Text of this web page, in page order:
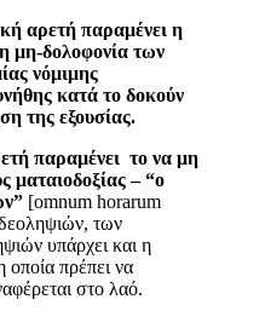
αρετή παραμένει η
μη-δολοφονία των
νόμιμης
κατά το δοκούν
της εξουσίας.
παραμένει το να μη
ματαιοδοξίας – “ο
[omnum horarum
των
υπάρχει και η
οποία πρέπει να
στο λαό.